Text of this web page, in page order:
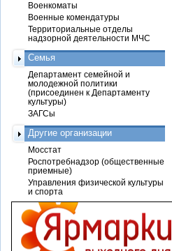
Военкоматы
Военные комендатуры
Территориальные отделы
надзорной деятельности МЧС
Семья
Департамент семейной и
молодежной политики
(присоединен к Департаменту
культуры)
ЗАГСы
Другие организации
Мосстат
Роспотребнадзор (общественные
приемные)
Управления физической культуры
и спорта